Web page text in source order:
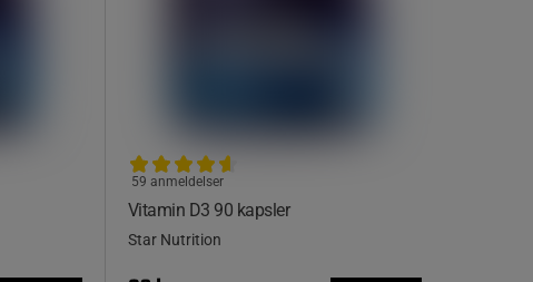
Vitamin D3 90 kapsler
59 anmeldelser
Star Nutrition